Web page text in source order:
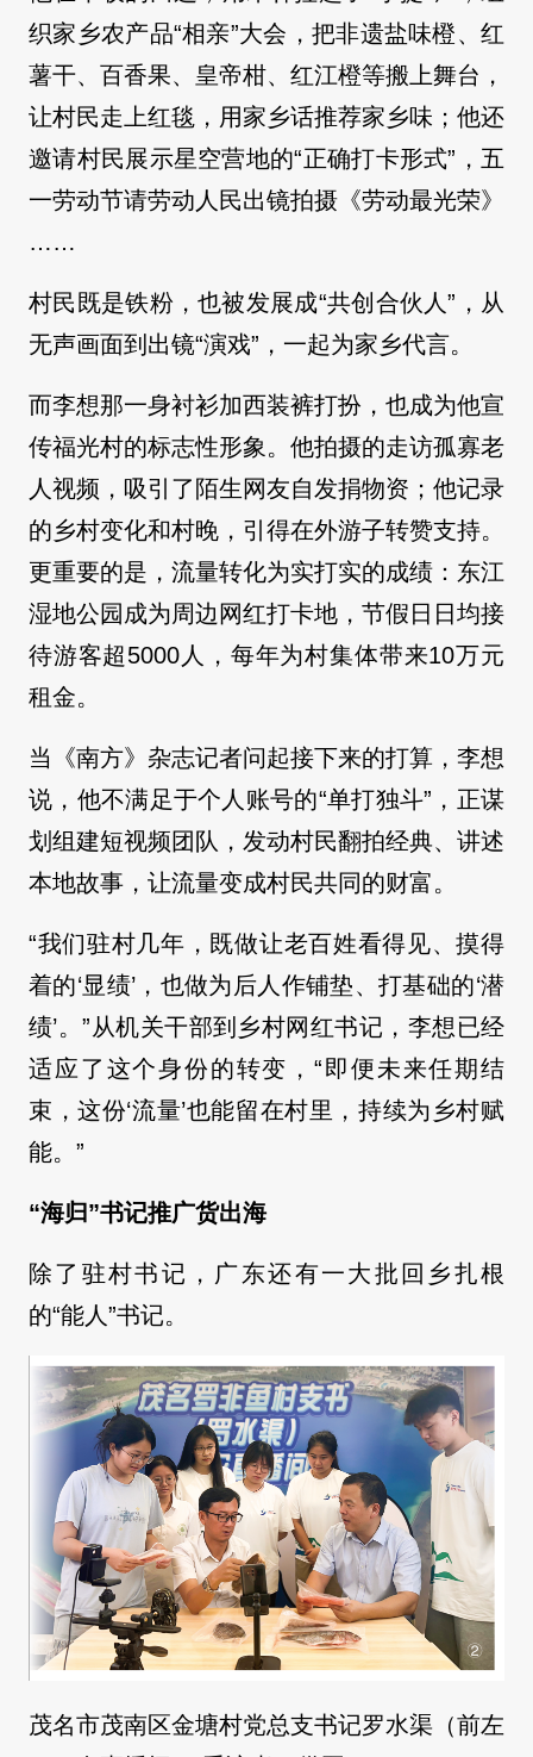
织家乡农产品“相亲”大会，把非遗盐味橙、红
薯干、百香果、皇帝柑、红江橙等搬上舞台，
让村民走上红毯，用家乡话推荐家乡味；他还
邀请村民展示星空营地的“正确打卡形式”，五
一劳动节请劳动人民出镜拍摄《劳动最光荣》
……
村民既是铁粉，也被发展成“共创合伙人”，从
无声画面到出镜“演戏”，一起为家乡代言。
而李想那一身衬衫加西装裤打扮，也成为他宣
传福光村的标志性形象。他拍摄的走访孤寡老
人视频，吸引了陌生网友自发捐物资；他记录
的乡村变化和村晚，引得在外游子转赞支持。
更重要的是，流量转化为实打实的成绩：东江
湿地公园成为周边网红打卡地，节假日日均接
待游客超5000人，每年为村集体带来10万元
租金。
当《南方》杂志记者问起接下来的打算，李想
说，他不满足于个人账号的“单打独斗”，正谋
划组建短视频团队，发动村民翻拍经典、讲述
本地故事，让流量变成村民共同的财富。
“我们驻村几年，既做让老百姓看得见、摸得
着的‘显绩’，也做为后人作铺垫、打基础的‘潜
绩’。”从机关干部到乡村网红书记，李想已经
适应了这个身份的转变，“即便未来任期结
束，这份‘流量’也能留在村里，持续为乡村赋
能。”
“海归”书记推广货出海
除了驻村书记，广东还有一大批回乡扎根
的“能人”书记。
茂名市茂南区金塘村党总支书记罗水渠（前左